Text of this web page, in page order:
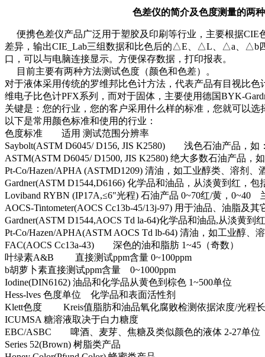
色差仪的简介及色度测量的两种
便携色差仪产品广泛用于塑胶及印刷等行业，主要根据CIE
差异，输出CIE_Lab三组数据和比色后的△E、△L、△a、△b
口，可以与电脑连接显示。方便保存数据，打印报表。
目前主要有两种方法测试色度（颜色和色差）。
对于液体采用传统的罗维邦比色计方法，代表产品有目视比色
维电子比色计PFX系列，而对于固体，主要使用德国BYK-
关键是：您的行业，您的客户采用什么样的标准，您就可以
以下是常用颜色标准和使用的行业：
色度标准 适用 测试范围分辨率
Saybolt(ASTM D6045/ D156, JIS K2580) 浅色石油产品，
ASTM(ASTM D6045/ D1500, JIS K2580) 绝大多数石油产品，
Pt-Co/Hazen/APHA (ASTMD1209) 清油，如工业醇类、溶剂、
Gardner(ASTM D1544,D6166) 化学品和油品，从淡黄到红，
Loviband RYBN (IP17A,≤6"光程) 石油产品 0~70红/黄，
AOCS-Tintometer(AOCS Cc13b-45/13j-97) 用于油品、油脂及
Gardner(ASTM D1544,AOCS Td la-64)化学品和油品,从淡黄到
Pt-Co/Hazen/APHA(ASTM AOCS Td lb-64) 清油，如工业醇、
FAC(AOCS Cc13a-43) 深色的油和脂肪 1~45（奇
叶绿素A&B 直接测试ppm含量 0~100ppm
b胡萝卜素直接测试ppm含量 0~1000ppm
Iodine(DIN6162) 油品和化学品从黄色到棕色 1~500单
Hess-lves 色度单位 化学品和表面活性剂
Klett色度 Kreis值脂肪和油品氧化腐败检测依据浓
ICUMSA 糖溶液取决于白力糖度
EBC/ASBC 啤酒、麦芽、焦糖及类似颜色的液体 2-
Series 52(Brown) 树脂类产品